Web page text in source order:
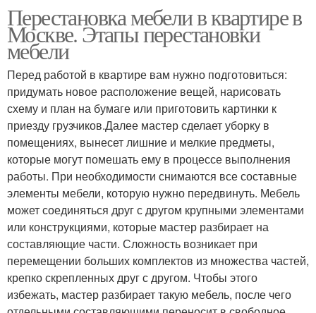
Перестановка мебели в квартире в
Москве. Этапы перестановки
мебели
Перед работой в квартире вам нужно подготовиться:
придумать новое расположение вещей, нарисовать
схему и план на бумаге или приготовить картинки к
приезду грузчиков.Далее мастер сделает уборку в
помещениях, вынесет лишние и мелкие предметы,
которые могут помешать ему в процессе выполнения
работы. При необходимости снимаются все составные
элементы мебели, которую нужно передвинуть. Мебель
может соединяться друг с другом крупными элементами
или конструкциями, которые мастер разбирает на
составляющие части. Сложность возникает при
перемещении больших комплектов из множества частей,
крепко скрепленных друг с другом. Чтобы этого
избежать, мастер разбирает такую мебель, после чего